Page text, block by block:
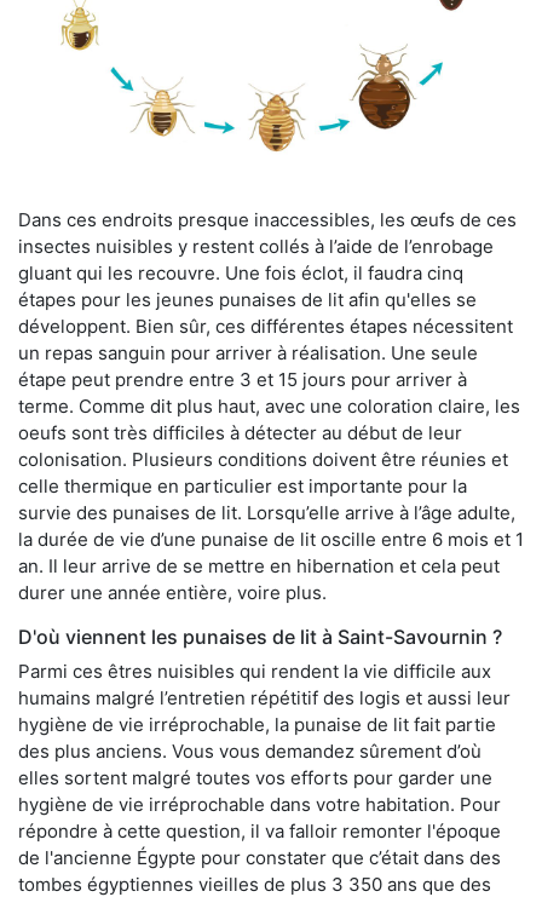
Dans ces endroits presque inaccessibles, les œufs de ces
insectes nuisibles y restent collés à l’aide de l’enrobage
gluant qui les recouvre. Une fois éclot, il faudra cinq
étapes pour les jeunes punaises de lit afin qu'elles se
développent. Bien sûr, ces différentes étapes nécessitent
un repas sanguin pour arriver à réalisation. Une seule
étape peut prendre entre 3 et 15 jours pour arriver à
terme. Comme dit plus haut, avec une coloration claire, les
oeufs sont très difficiles à détecter au début de leur
colonisation. Plusieurs conditions doivent être réunies et
celle thermique en particulier est importante pour la
survie des punaises de lit. Lorsqu’elle arrive à l’âge adulte,
la durée de vie d’une punaise de lit oscille entre 6 mois et 1
an. Il leur arrive de se mettre en hibernation et cela peut
durer une année entière, voire plus.
D'où viennent les punaises de lit à Saint-Savournin ?
Parmi ces êtres nuisibles qui rendent la vie difficile aux
humains malgré l’entretien répétitif des logis et aussi leur
hygiène de vie irréprochable, la punaise de lit fait partie
des plus anciens. Vous vous demandez sûrement d’où
elles sortent malgré toutes vos efforts pour garder une
hygiène de vie irréprochable dans votre habitation. Pour
répondre à cette question, il va falloir remonter l'époque
de l'ancienne Égypte pour constater que c’était dans des
tombes égyptiennes vieilles de plus 3 350 ans que des